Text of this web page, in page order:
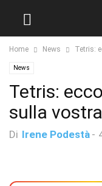
Home News Tetris:
News
Tetris:
sulla
Di Irene Podestà -